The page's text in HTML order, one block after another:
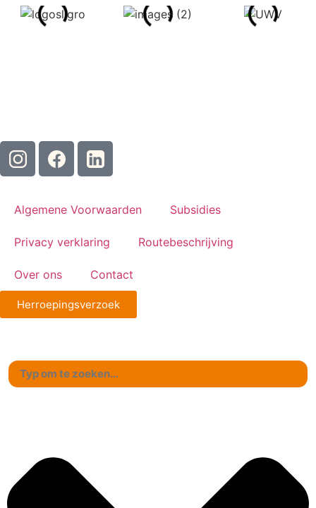
Algemene Voorwaarden Subsidies
Privacy verklaring Routebeschrijving
Over ons Contact
Herroepingsverzoek